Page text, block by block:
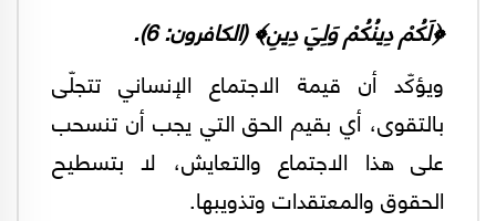
﴿لَكُمْ دِينُكُمْ وَلِيَ دِينِ﴾ (الكافرون: 6).
ويؤكّد أن قيمة الاجتماع الإنساني تتجلّى
بالتقوى، أي بقيم الحق التي يجب أن تنسحب
على هذا الاجتماع والتعايش، لا بتسطيح
الحقوق والمعتقدات وتذويبها.